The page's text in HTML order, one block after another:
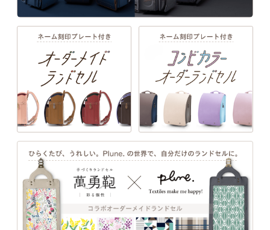
傷つきにくさ ★★★★★
軽さ ★★★★★
★★★★☆
はっ水性 ★★★★★
人工皮革157シボの商品一覧
カラーとデザイン